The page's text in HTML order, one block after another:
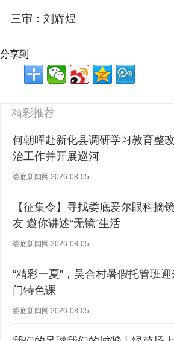
三审：刘辉煌
分享到
精彩推荐
何朝晖赴新化县调研学习教育整
治工作并开展巡河
娄底新闻网 2026-08-05
【征集令】寻找娄底爱尔眼科摘
友 邀你讲述“无镜”生活
娄底新闻网 2026-08-05
“精彩一夏”，吴合村暑假托管班
门特色课
娄底新闻网 2026-08-05